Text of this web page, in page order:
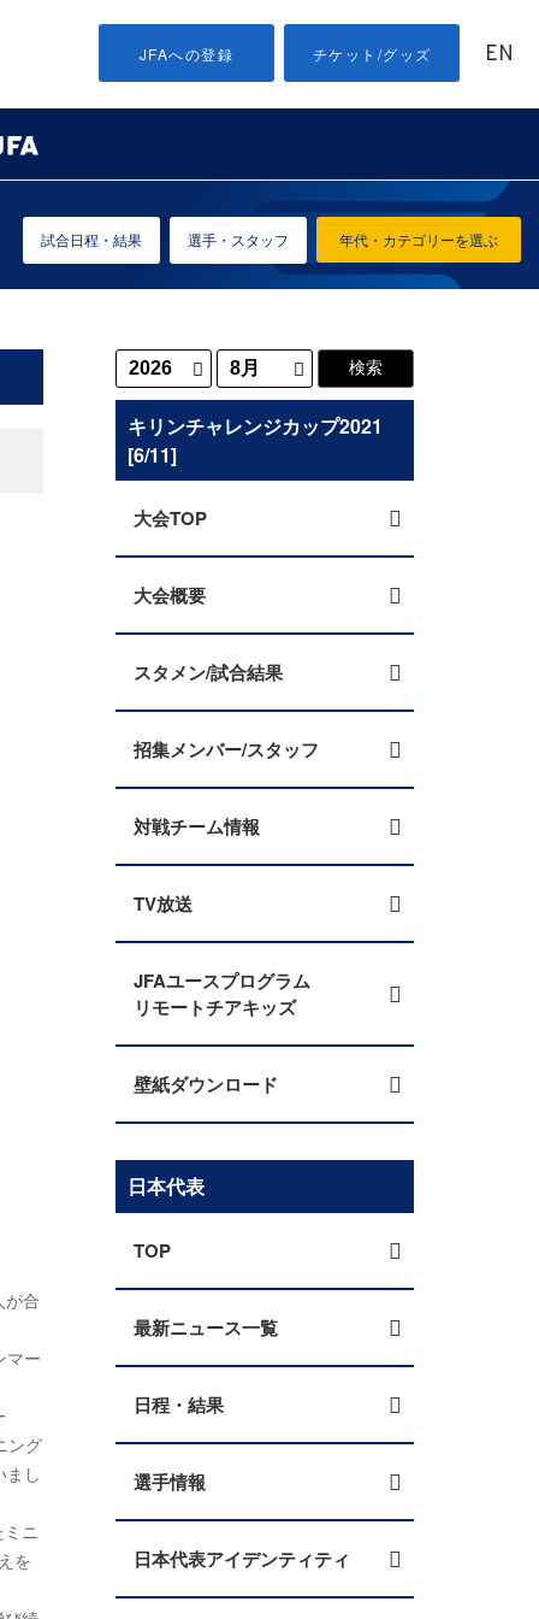
JFAへの登録 チケット/グッズ EN
年代・カテゴリーを選ぶ
試合日程・結果 選手・スタッフ
が合
マー
ング
まし
ニ
を
キリンチャレンジカップ2021
[6/11]
大会TOP
大会概要
スタメン/試合結果
招集メンバー/スタッフ
対戦チーム情報
TV放送
JFAユースプログラム
リモートチアキッズ
壁紙ダウンロード
日本代表
TOP
最新ニュース一覧
日程・結果
選手情報
日本代表アイデンティティ